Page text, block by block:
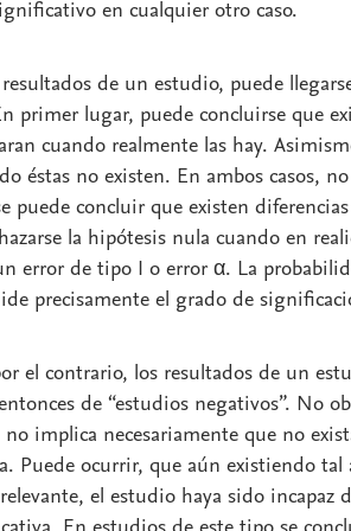
en cualquier otro caso.
de un estudio, puede
primer lugar, puede concluirse que
cuando realmente las hay.
éstas no existen. En ambos casos,
puede concluir que existen
la hipótesis nula cuando en
error de tipo I o error α. La
precisamente el grado de
el contrario, los resultados de un
de “estudios negativos”. No
implica necesariamente que no
Puede ocurrir, que aún existiendo tal
el estudio haya sido incapaz